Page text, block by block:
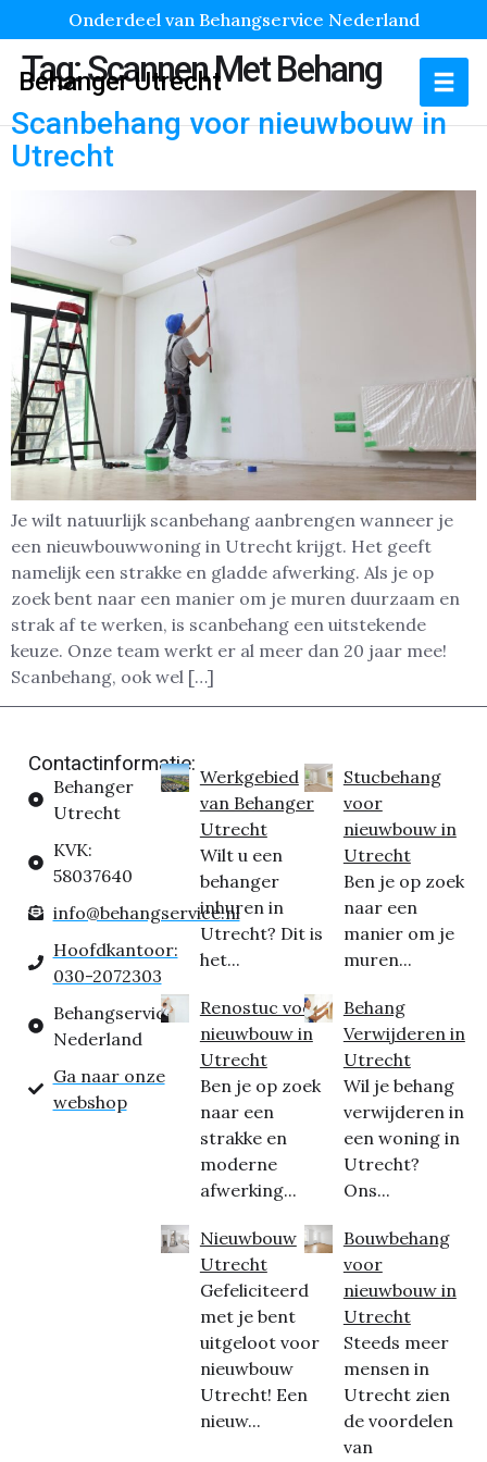
Onderdeel van Behangservice Nederland
Behanger Utrecht
Tag:Scannen Met Behang
Scanbehang voor nieuwbouw in
Utrecht
Je wilt natuurlijk scanbehang aanbrengen wanneer je
een nieuwbouwwoning in Utrecht krijgt. Het geeft
namelijk een strakke en gladde afwerking. Als je op
zoek bent naar een manier om je muren duurzaam en
strak af te werken, is scanbehang een uitstekende
keuze. Onze team werkt er al meer dan 20 jaar mee!
Scanbehang, ook wel […]
Contactinformatie:
Behanger
Utrecht
KVK:
58037640
info@behangservice.nl
Hoofdkantoor:
030-2072303
Behangservice
Nederland
Ga naar onze
webshop
Werkgebied
van Behanger
Utrecht
Wilt u een
behanger
inhuren in
Utrecht? Dit is
het...
Renostuc voor
nieuwbouw in
Utrecht
Ben je op zoek
naar een
strakke en
moderne
afwerking...
Nieuwbouw
Utrecht
Gefeliciteerd
met je bent
uitgeloot voor
nieuwbouw
Utrecht! Een
nieuw...
Stucbehang
voor
nieuwbouw in
Utrecht
Ben je op zoek
naar een
manier om je
muren...
Behang
Verwijderen in
Utrecht
Wil je behang
verwijderen in
een woning in
Utrecht?
Ons...
Bouwbehang
voor
nieuwbouw in
Utrecht
Steeds meer
mensen in
Utrecht zien
de voordelen
van